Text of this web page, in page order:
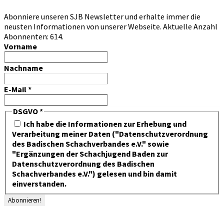
Abonniere unseren SJB Newsletter und erhalte immer die
neusten Informationen von unserer Webseite. Aktuelle Anzahl
Abonnenten: 614.
Vorname
Nachname
E-Mail*
DSGVO*
Ich habe die Informationen zur Erhebung und
Verarbeitung meiner Daten ("Datenschutzverordnung
des Badischen Schachverbandes e.V." sowie
"Ergänzungen der Schachjugend Baden zur
Datenschutzverordnung des Badischen
Schachverbandes e.V.") gelesen und bin damit
einverstanden.